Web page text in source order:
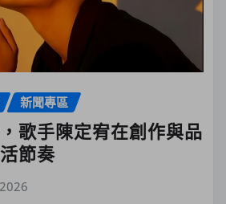
新聞專區
歌手陳定宥在創作與品
節奏